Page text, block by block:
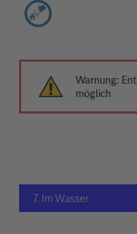
Warnung:
möglich
7. Im Wasser